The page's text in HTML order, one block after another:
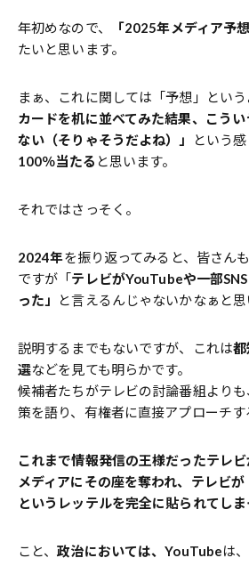
年初めなので、 「2025年メディア予想
たいと思います。
まぁ、これに関しては「予想」という
カードを机に並べてみた結果、こう
ない（そりゃそうだよね）」
という感
100％当たる と思います。
それではさっそく。
2024年を振り返ってみると、皆さん
ですが「テレビがYouTubeや一部
った」
と言えるんじゃないかなぁと思
説明するまでもないですが、これは都
選などを見ても明らかです。
候補者たちがテレビの討論番組より
策を語り、有権者に直接アプローチす
これまで情報発信の王様だったテレ
メディアにその座を奪われ、テレビが
というレッテルを完全に貼られてしま
こと、政治においては、YouTubeは